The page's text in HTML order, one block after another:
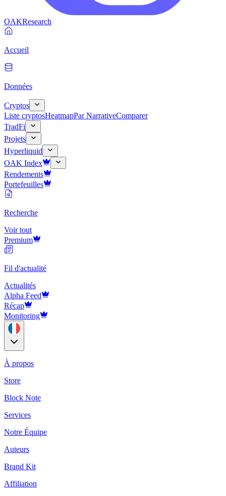
OAKResearch
Accueil
Données
Cryptos
Liste cryptosHeatmapPar NarrativeComparer
TradFi
Projets
Hyperliquid
OAK Index
Rendements
Portefeuilles
Recherche
Voir tout
Premium
Fil d'actualité
Actualités
Alpha Feed
Récap
Monitoring
À propos
Store
Block Note
Services
Notre Équipe
Auteurs
Brand Kit
Affiliation